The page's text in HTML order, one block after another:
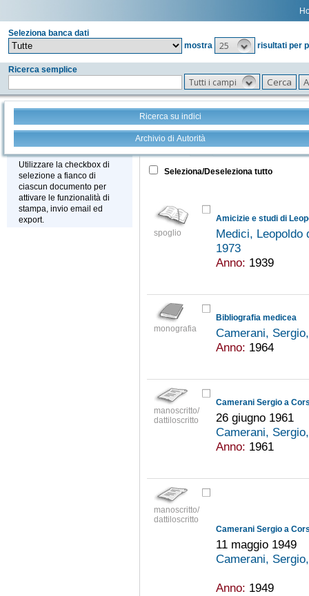
Seleziona banca dati
mostra
25 risultati per
Ricerca semplice
Tutti i campi
Ricerca su indici
Archivio di Autorità
Stampa - Email - Export
Utilizzare la checkbox di
selezione a fianco di
ciascun documento per
attivare le funzionalità di
stampa, invio email ed
export.
Tutto +
Seleziona/Deseleziona tutto
spoglio
Medici, Leopoldo
1973
Anno: 1939
monografia
Bibliografia medicea
Camerani,
Anno: 1964
manoscritto/
dattiloscritto
Camerani Sergio a
26 giugno 1961
Camerani,
Anno: 1961
manoscritto/
dattiloscritto
Camerani Sergio a
11 maggio 1949
Camerani,
Anno: 1949